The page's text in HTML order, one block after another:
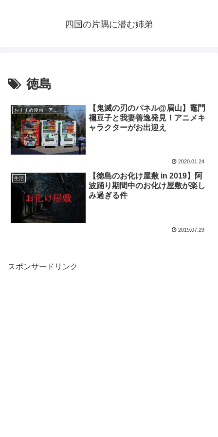
四国の片隅に潜む姉弟
徳島
おすすめ漫画・アニメ
【鬼滅の刃のパネル@眉山】竈門
禰豆子と我妻善逸発見！アニメキ
ャラクターがお出迎え
2020.01.24
生活
【徳島のお化け屋敷 in 2019】阿
波踊り期間中のお化け屋敷が楽し
み過ぎる件
2019.07.29
スポンサードリンク